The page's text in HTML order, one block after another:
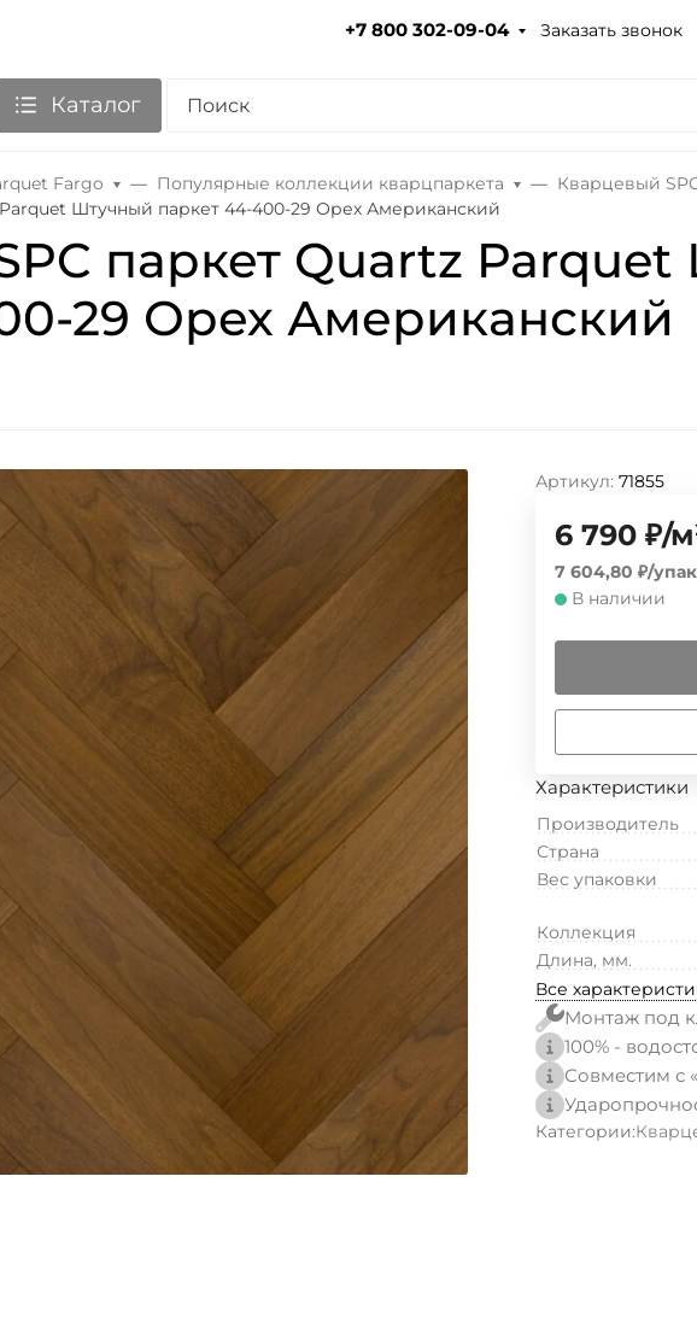
+7 800 302-09-04 Заказать звонок
Каталог
Fargo Популярные коллекции кварцпаркета
Кварцевый
Штучный паркет 44-400-29 Орех Американский
паркет Quartz
29 Орех Американский
Артикул: 71855
6 790 ₽/
7 604,80 ₽/
В наличии
Характеристики
Производитель
Страна
Вес упаковки
Коллекция
Длина, мм.
Все
Монтаж под
100% -
Совместим с
Категории: